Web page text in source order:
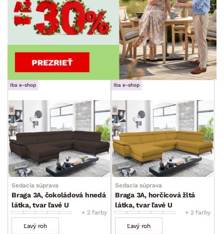
Iba e-shop
Sedacia súprava
Braga 3A, čokoládová hnedá
látka, tvar ľavé U
+ 2 farby
Ľavý roh
Iba e-shop
Sedacia súprava
Braga 3A, horčicová žltá
látka, tvar ľavé U
+ 2 farby
Ľavý roh